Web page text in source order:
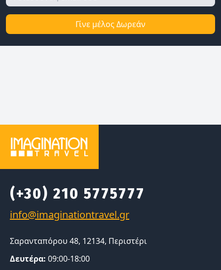
Γίνε μέλος Δωρεάν
(+30) 210 5775777
Σαρανταπόρου 48, 12134, Περιστέρι
Δευτέρα: 09:00-18:00